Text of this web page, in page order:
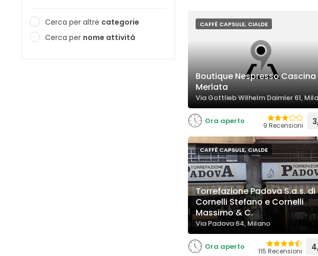
Cerca per altre categorie
Cerca per nome attività
CAFFÈ CAPSULE, CIALDE
Boutique Nespresso Cascina
Merlata
Via Gottlieb Wilhelm Daimler 61,
Ora aperto 9 Recensioni
CAFFÈ CAPSULE, CIALDE
Torrefazione Padova S.a.s. di
Cornelli Stefano e Cornelli
Massimo & C.
Via Padova 64, Milano
Ora aperto 115 Recensioni